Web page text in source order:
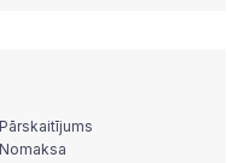
Pārskaitījums
Nomaksa